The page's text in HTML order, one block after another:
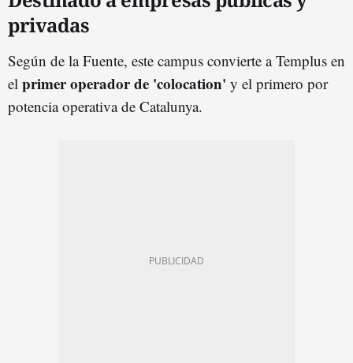
privadas
Según de la Fuente, este campus convierte a Templus en
el primer operador de 'colocation' y el primero por
potencia operativa de Catalunya.